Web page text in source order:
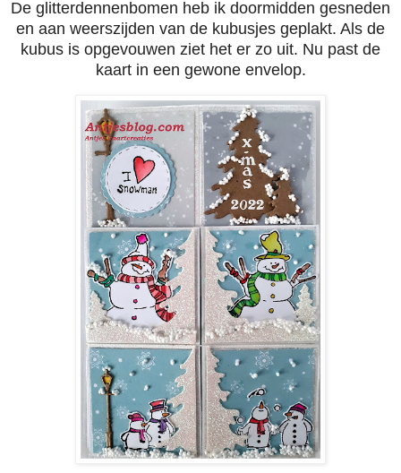
De glitterdennenbomen heb ik doormidden gesneden
en aan weerszijden van de kubusjes geplakt. Als de
kubus is opgevouwen ziet het er zo uit. Nu past de
kaart in een gewone envelop.